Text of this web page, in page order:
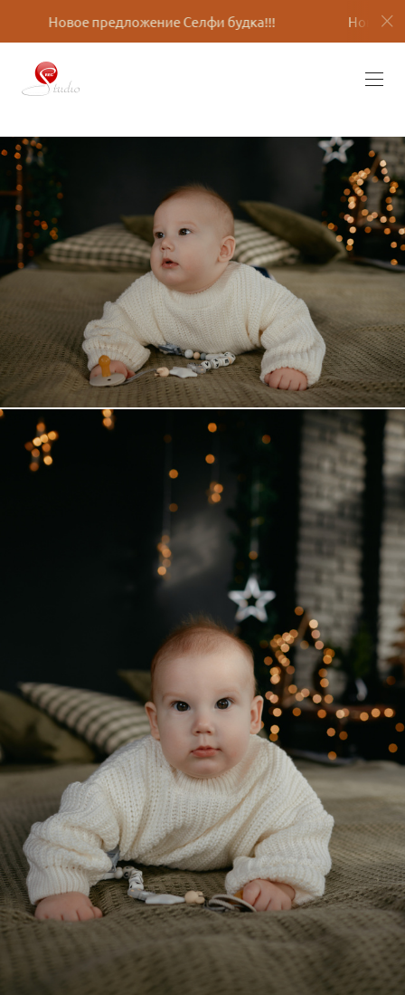
Селфи будка!!! Новое предложение